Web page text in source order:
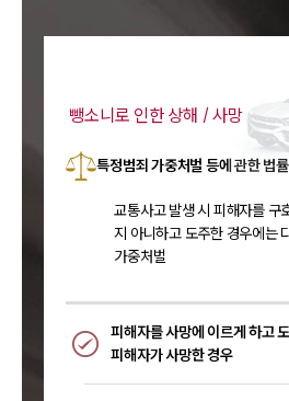
뺑소니로 인한 상해 / 사망
특정범죄 가중처벌 등에 관한 법
교통사고 발생 시 피해자를 구
지 아니하고 도주한 경우에는
가중처벌
피해자를 사망에 이르게 하고
피해자가 사망한 경우